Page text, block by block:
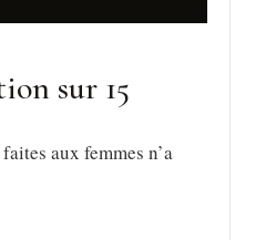
sur 15
aux femmes n’a